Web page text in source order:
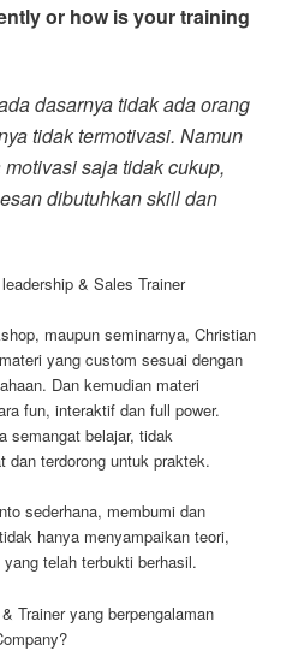
or how is your training
dasarnya tidak ada orang
tidak termotivasi. Namun
saja tidak cukup,
dibutuhkan skill dan
& Sales Trainer
maupun seminarnya, Christian
yang custom sesuai dengan
Dan kemudian materi
fun, interaktif dan full power.
semangat belajar, tidak
dan terdorong untuk praktek.
sederhana, membumi dan
hanya menyampaikan teori,
telah terbukti berhasil.
Trainer yang berpengalaman